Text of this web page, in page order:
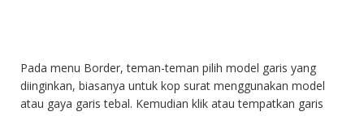
Pada menu Border, teman-teman pilih model garis yang
diinginkan, biasanya untuk kop surat menggunakan model
atau gaya garis tebal. Kemudian klik atau tempatkan garis